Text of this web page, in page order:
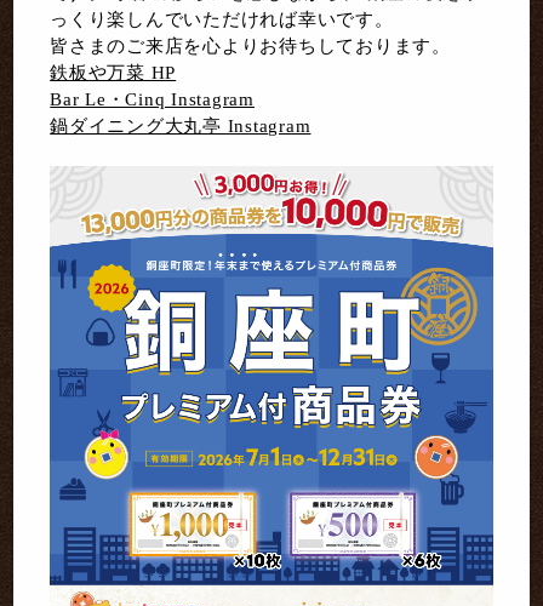
っくり楽しんでいただければ幸いです。
皆さまのご来店を心よりお待ちしております。
鉄板や万菜 HP
Bar Le・Cinq Instagram
鍋ダイニング大丸亭 Instagram